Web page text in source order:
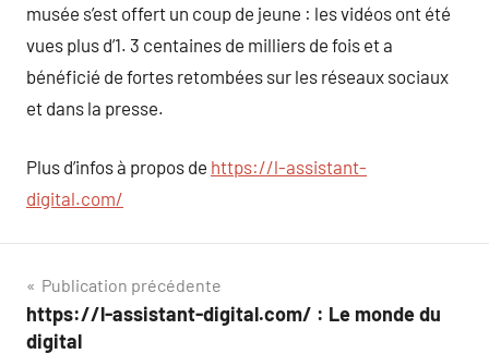
musée s’est offert un coup de jeune : les vidéos ont été
vues plus d’1. 3 centaines de milliers de fois et a
bénéficié de fortes retombées sur les réseaux sociaux
et dans la presse.
Plus d’infos à propos de https://l-assistant-
digital.com/
Navigation
de
Publication précédente
https://l-assistant-digital.com/ : Le monde du
digital